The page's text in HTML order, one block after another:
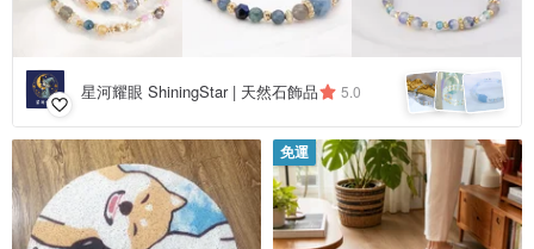
星河耀眼 ShiningStar | 天然石飾品 5.0
免運